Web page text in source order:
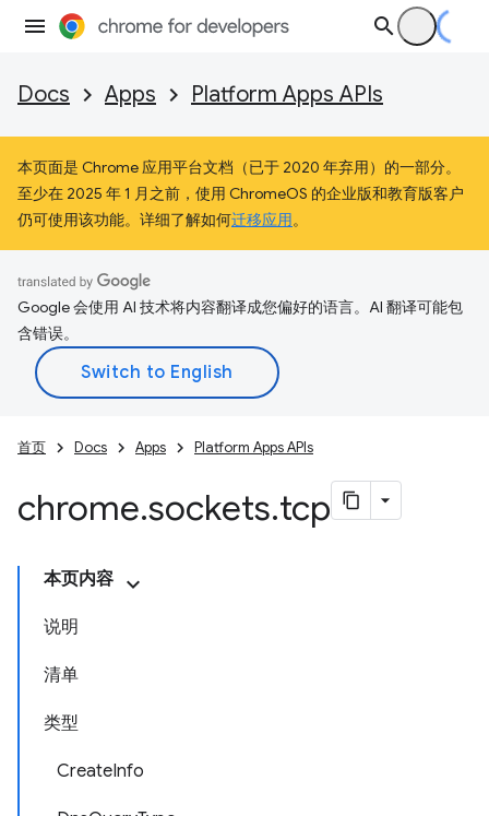
Docs Apps Platform Apps APIs
本页面是 Chrome 应用平台文档（已于 2020 年弃用）的一部分。
至少在 2025 年 1 月之前，使用 ChromeOS 的企业版和教育版客户
仍可使用该功能。详细了解如何迁移应用。
Google 会使用 AI 技术将内容翻译成您偏好的语言。AI 翻译可能包
含错误。
首页 Docs Apps Platform Apps APIs
chrome.sockets.tcp
本页内容
说明
清单
类型
CreateInfo